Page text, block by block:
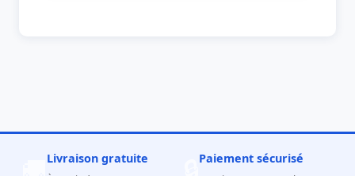
Livraison gratuite Paiement sécurisé